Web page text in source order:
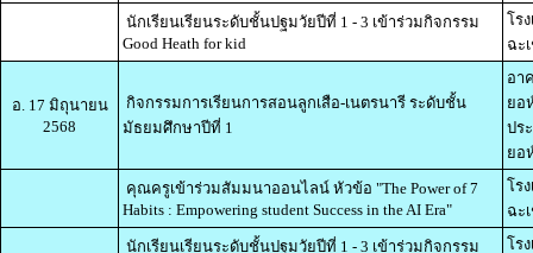
นักเรียนเรียนระดับชั้นปฐมวัยปีที่ 1 - 3 เข้าร่วมกิจกรรม
Good Heath for kid
โร
ฉะ
อ. 17 มิถุนายน
2568
กิจกรรมการเรียนการสอนลูกเสือ-เนตรนารี ระดับชั้น
มัธยมศึกษาปีที่ 1
อา
ยอ
ปร
ยอ
คุณครูเข้าร่วมสัมมนาออนไลน์ หัวข้อ "The Power of 7
Habits : Empowering student Success in the AI Era"
โร
ฉะ
นักเรียนเรียนระดับชั้นปฐมวัยปีที่ 1 - 3 เข้าร่วมกิจกรรม
โร